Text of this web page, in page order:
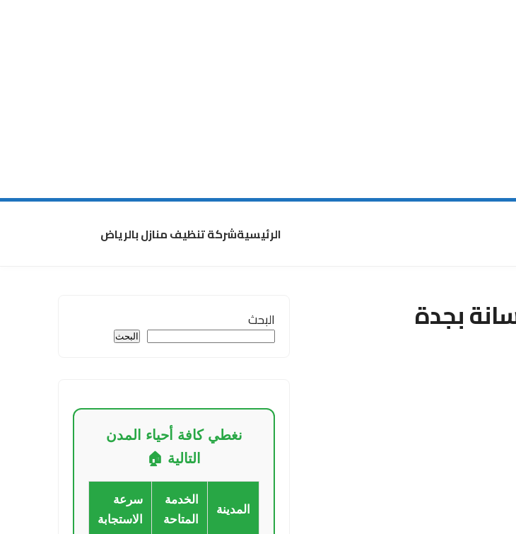
الرئيسيةشركة تنظيف منازل بالرياض
بجدة البحث
البحث
نغطي كافة أحياء المدن
التالية 🏠
المدينة
الخدمة
المتاحة
سرعة
الاستجابة